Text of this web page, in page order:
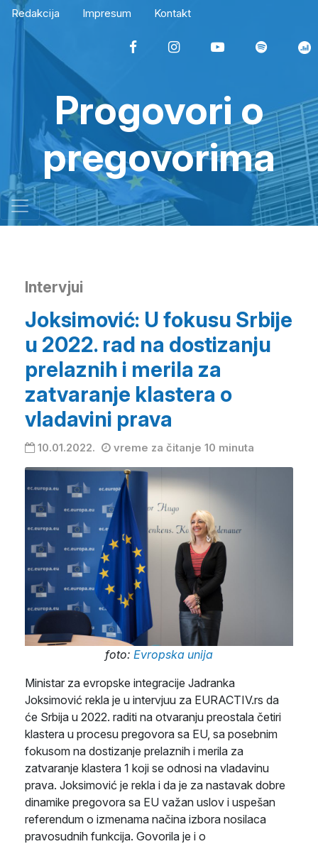
Redakcija Impresum Kontakt
Progovori o
pregovorima
Intervjui
Joksimović: U fokusu Srbije
u 2022. rad na dostizanju
prelaznih i merila za
zatvaranje klastera o
vladavini prava
10.01.2022. vreme za čitanje 10 minuta
foto: Evropska unija
Ministar za evropske integracije Jadranka
Joksimović rekla je u intervjuu za EURACTIV.rs da
će Srbija u 2022. raditi na otvaranju preostala četiri
klastera u procesu pregovora sa EU, sa posebnim
fokusom na dostizanje prelaznih i merila za
zatvaranje klastera 1 koji se odnosi na vladavinu
prava. Joksimović je rekla i da je za nastavak dobre
dinamike pregovora sa EU važan uslov i uspešan
referendum o izmenama načina izbora nosilaca
pravosudnih funkcija. Govorila je i o